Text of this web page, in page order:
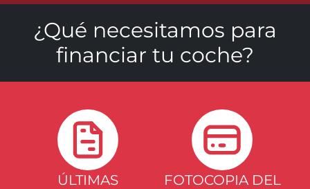
¿Qué necesitamos para
financiar tu coche?
ÚLTIMAS
FOTOCOPIA DEL